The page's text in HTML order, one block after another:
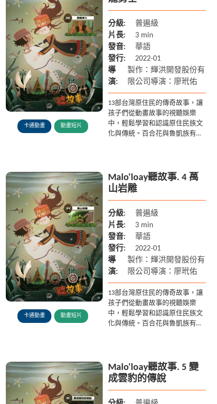
卡通動畫 動畫短片
分級:
普遍級
片長:
3 min
發音:
華語
發行:
2022-01
導
演:
製作：輝洪開發股份有
限公司導演：廖玳佑
13部台灣原住民的傳奇故事，讓
孩子們從動畫故事的視聽娛樂
中，輕鬆學習和認識原住民族文
化與傳統。百合花與魯凱族有著
卡通動畫 動畫短片
Malo'loay聽故事. 4 萬
山岩雕
分級:
普遍級
片長:
3 min
發音:
華語
發行:
2022-01
導
演:
製作：輝洪開發股份有
限公司導演：廖玳佑
13部台灣原住民的傳奇故事，讓
孩子們從動畫故事的視聽娛樂
中，輕鬆學習和認識原住民族文
化與傳統。百合花與魯凱族有著
Malo'loay聽故事. 5 變
成雲豹的傳說